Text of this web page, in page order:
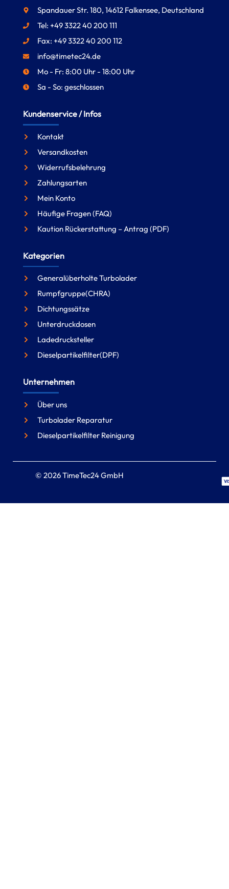
Spandauer Str. 180, 14612 Falkensee, Deutschland
Tel: +49 3322 40 200 111
Fax: +49 3322 40 200 112
info@timetec24.de
Mo - Fr: 8:00 Uhr - 18:00 Uhr
Sa - So: geschlossen
Kundenservice / Infos
Kontakt
Versandkosten
Widerrufsbelehrung
Zahlungsarten
Mein Konto
Häufige Fragen (FAQ)
Kaution Rückerstattung – Antrag (PDF)
Kategorien
Generalüberholte Turbolader
Rumpfgruppe(CHRA)
Dichtungssätze
Unterdruckdosen
Ladedrucksteller
Dieselpartikelfilter(DPF)
Unternehmen
Über uns
Turbolader Reparatur
Dieselpartikelfilter Reinigung
© 2026 TimeTec24 GmbH